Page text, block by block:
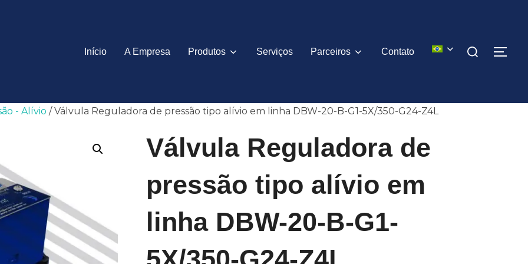
Início A Empresa Produtos Serviços Parceiros Contato
Pesquisar
por:
- Alívio / Válvula Reguladora de pressão tipo alívio em linha DBW-20-B-G1-5X/350-G24-Z4L
Válvula Reguladora de
pressão tipo alívio em
linha DBW-20-B-G1-